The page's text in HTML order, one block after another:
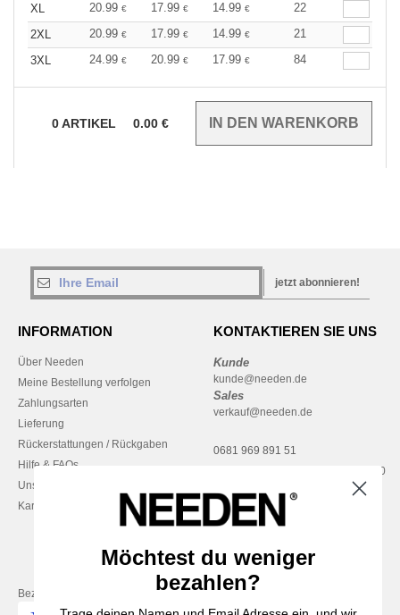
XL
20.99 € 17.99 € 14.99 €
22
2XL
20.99 € 17.99 € 14.99 €
21
3XL
24.99 € 20.99 € 17.99 € 84
0ARTIKEL 0.00 €
jetzt abonnieren!
INFORMATION
Über Needen
Meine Bestellung verfolgen
Zahlungsarten
Lieferung
Rückerstattungen / Rückgaben
Hilfe & FAQs
Unsere Engagements
Karriere
KONTAKTIEREN SIE UNS
Kunde
kunde@needen.de
Sales
verkauf@needen.de
0681 969 891 51
Montag – Donnerstag: 10:00–13:00
Freitag: 10:00–14:00
Bezahlung mit
Möchtest du weniger
bezahlen?